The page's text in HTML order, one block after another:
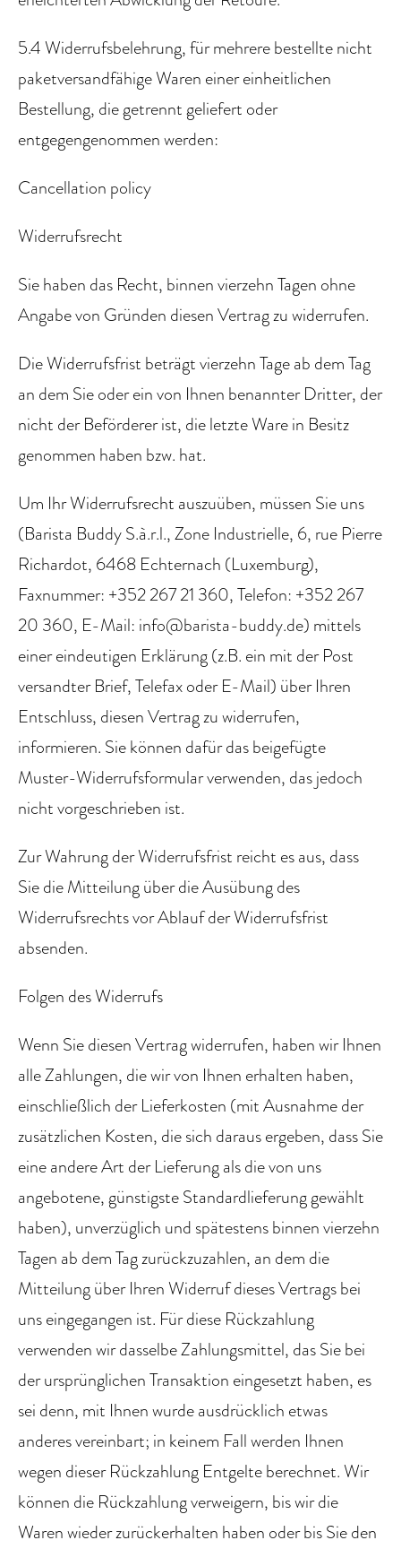
5.4 Widerrufsbelehrung, für mehrere bestellte nicht
paketversandfähige Waren einer einheitlichen
Bestellung, die getrennt geliefert oder
entgegengenommen werden:
Cancellation policy
Widerrufsrecht
Sie haben das Recht, binnen vierzehn Tagen ohne
Angabe von Gründen diesen Vertrag zu widerrufen.
Die Widerrufsfrist beträgt vierzehn Tage ab dem Tag
an dem Sie oder ein von Ihnen benannter Dritter, der
nicht der Beförderer ist, die letzte Ware in Besitz
genommen haben bzw. hat.
Um Ihr Widerrufsrecht auszuüben, müssen Sie uns
(Barista Buddy S.à.r.l., Zone Industrielle, 6, rue Pierre
Richardot, 6468 Echternach (Luxemburg),
Faxnummer: +352 267 21 360, Telefon: +352 267
20 360, E-Mail: info@barista-buddy.de) mittels
einer eindeutigen Erklärung (z.B. ein mit der Post
versandter Brief, Telefax oder E-Mail) über Ihren
Entschluss, diesen Vertrag zu widerrufen,
informieren. Sie können dafür das beigefügte
Muster-Widerrufsformular verwenden, das jedoch
nicht vorgeschrieben ist.
Zur Wahrung der Widerrufsfrist reicht es aus, dass
Sie die Mitteilung über die Ausübung des
Widerrufsrechts vor Ablauf der Widerrufsfrist
absenden.
Folgen des Widerrufs
Wenn Sie diesen Vertrag widerrufen, haben wir Ihnen
alle Zahlungen, die wir von Ihnen erhalten haben,
einschließlich der Lieferkosten (mit Ausnahme der
zusätzlichen Kosten, die sich daraus ergeben, dass Sie
eine andere Art der Lieferung als die von uns
angebotene, günstigste Standardlieferung gewählt
haben), unverzüglich und spätestens binnen vierzehn
Tagen ab dem Tag zurückzuzahlen, an dem die
Mitteilung über Ihren Widerruf dieses Vertrags bei
uns eingegangen ist. Für diese Rückzahlung
verwenden wir dasselbe Zahlungsmittel, das Sie bei
der ursprünglichen Transaktion eingesetzt haben, es
sei denn, mit Ihnen wurde ausdrücklich etwas
anderes vereinbart; in keinem Fall werden Ihnen
wegen dieser Rückzahlung Entgelte berechnet. Wir
können die Rückzahlung verweigern, bis wir die
Waren wieder zurückerhalten haben oder bis Sie den